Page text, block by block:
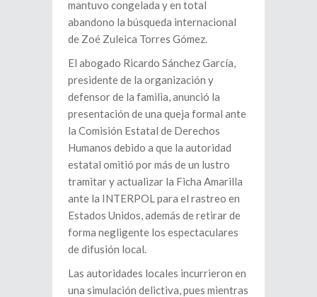
mantuvo congelada y en total
abandono la búsqueda internacional
de Zoé Zuleica Torres Gómez.
El abogado Ricardo Sánchez García,
presidente de la organización y
defensor de la familia, anunció la
presentación de una queja formal ante
la Comisión Estatal de Derechos
Humanos debido a que la autoridad
estatal omitió por más de un lustro
tramitar y actualizar la Ficha Amarilla
ante la INTERPOL para el rastreo en
Estados Unidos, además de retirar de
forma negligente los espectaculares
de difusión local.
Las autoridades locales incurrieron en
una simulación delictiva, pues mientras